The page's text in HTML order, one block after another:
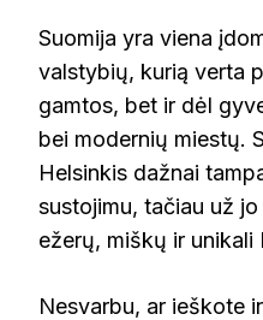
Suomija yra viena
valstybių, kurią verta
gamtos, bet ir dėl
bei modernių miestų.
Helsinkis dažnai
sustojimu, tačiau už
ežerų, miškų ir unikali
Nesvarbu, ar ieškote